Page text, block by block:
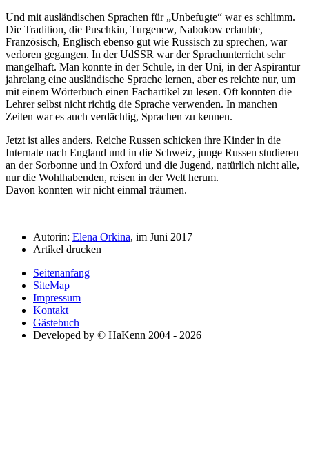
Und mit ausländischen Sprachen für Unbefugte
war es schlimm.
Die Tradition, die Puschkin, Turgenew, Nabokow erlaubte,
Französisch, Englisch ebenso gut wie Russisch zu sprechen, war
verloren gegangen. In der UdSSR war der Sprachunterricht sehr
mangelhaft. Man konnte in der Schule, in der Uni, in der Aspirantur
jahrelang eine ausländische Sprache lernen, aber es reichte nur, um
mit einem Wörterbuch einen Fachartikel zu lesen. Oft konnten die
Lehrer selbst nicht richtig die Sprache verwenden. In manchen
Zeiten war es auch verdächtig, Sprachen zu kennen.
Jetzt ist alles anders. Reiche Russen schicken ihre Kinder in die
Internate nach England und in die Schweiz, junge Russen studieren
an der Sorbonne und in Oxford und die Jugend, natürlich nicht alle,
nur die Wohlhabenden, reisen in der Welt herum.
Davon konnten wir nicht einmal träumen.
Autorin: Elena Orkina, im Juni 2017
Artikel drucken
Seitenanfang
SiteMap
Impressum
Kontakt
Gästebuch
Developed by © HaKenn 2004 - 2026